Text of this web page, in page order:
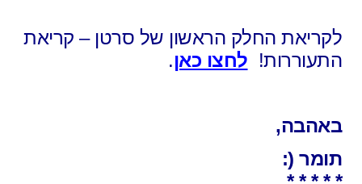
לקריאת החלק הראשון של סרטן – קריאת
התעוררות! לחצו כאן.
באהבה,
תומר (: